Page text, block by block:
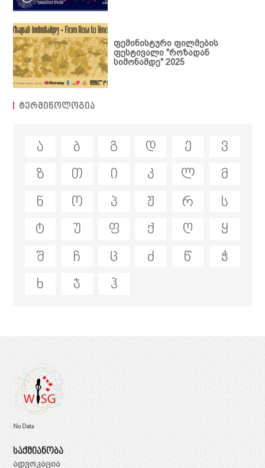
ფემინისტური ფილმების
ფესტივალი "როზადან
სიმონამდე" 2025
ტერმინოლოგია
ა ბ გ დ ე
ვ
ზ
თ ი კ ლ
მ
ნ
ო პ ჟ რ
ს
ტ
უ ფ ქ ღ
ყ
შ
ჩ ც ძ წ
ჭ
ხ
ჯ ჰ
No Data
საქმიანობა
ადვოკაცია